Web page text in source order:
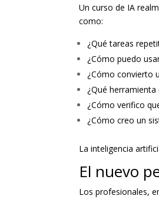
Un curso de IA
como:
¿Qué tareas
¿Cómo puedo
¿Cómo convierto
¿Qué
¿Cómo verifico
¿Cómo creo un
La inteligencia
El nuevo
Los profesionales,